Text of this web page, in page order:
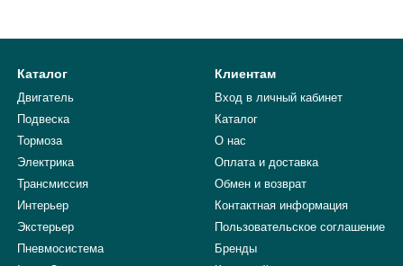
Каталог
Двигатель
Подвеска
Тормоза
Электрика
Трансмиссия
Интерьер
Экстерьер
Пневмосистема
Клиентам
Вход в личный кабинет
Каталог
О нас
Оплата и доставка
Обмен и возврат
Контактная информация
Пользовательское соглашение
Бренды